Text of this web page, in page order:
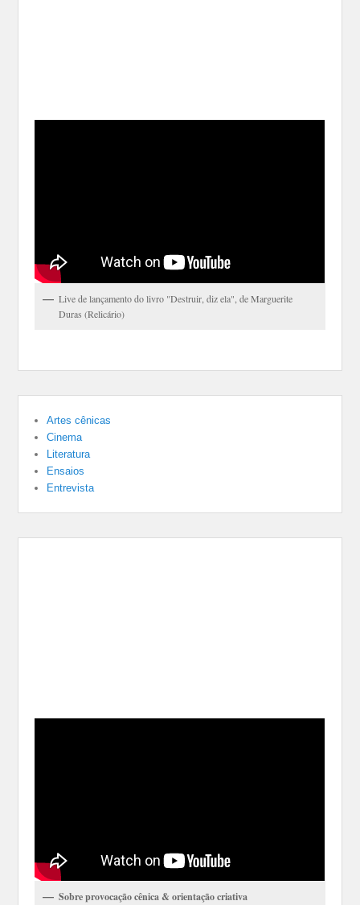
Live de lançamento do livro "Destruir, diz ela", de Marguerite
Duras (Relicário)
Artes cênicas
Cinema
Literatura
Ensaios
Entrevista
Sobre provocação cênica & orientação criativa